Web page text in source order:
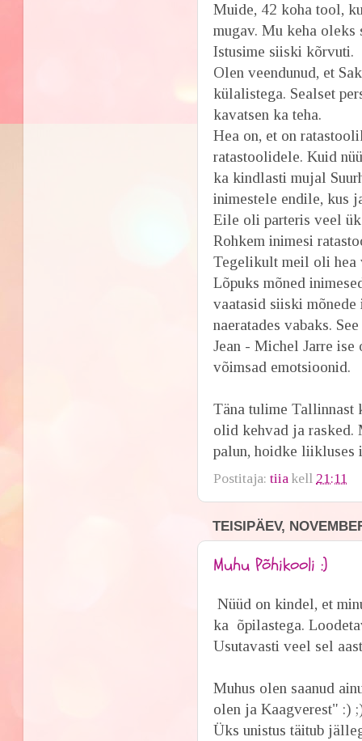
Muide, 42 koha tool,
mugav. Mu keha oleks
Istusime siiski kõrvuti.
Olen veendunud, et
külalistega. Sealset
kavatsen ka teha.
Hea on, et on
ratastoolidele. Kuid
ka kindlasti mujal
inimestele endile, kus
Eile oli parteris veel
Rohkem inimesi
Tegelikult meil oli hea
Lõpuks mõned
vaatasid siiski
naeratades vabaks.
Jean - Michel Jarre
võimsad emotsioonid.
Täna tulime Tallinnast
olid kehvad ja rasked.
palun, hoidke liikluses
Postitaja:tiia kell 21:11
TEISIPÄEV,
Muhu Põhikooli :)
Nüüd on kindel, et
ka õpilastega.
Usutavasti veel sel
Muhus olen saanud
olen ja Kaagverest" :)
Üks unistus täitub